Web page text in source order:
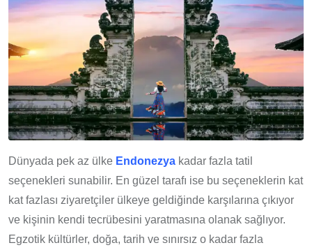
Dünyada pek az ülke Endonezya kadar fazla tatil
seçenekleri sunabilir. En güzel tarafı ise bu seçeneklerin kat
kat fazlası ziyaretçiler ülkeye geldiğinde karşılarına çıkıyor
ve kişinin kendi tecrübesini yaratmasına olanak sağlıyor.
Egzotik kültürler, doğa, tarih ve sınırsız o kadar fazla